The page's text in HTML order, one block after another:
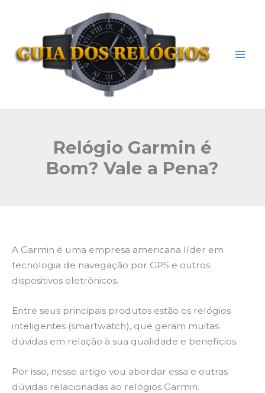
conteúdo
Relógio Garmin é
Bom? Vale a Pena?
A Garmin é uma empresa americana líder em
tecnologia de navegação por GPS e outros
dispositivos eletrônicos.
Entre seus principais produtos estão os relógios
inteligentes (smartwatch), que geram muitas
dúvidas em relação à sua qualidade e benefícios.
Por isso, nesse artigo vou abordar essa e outras
dúvidas relacionadas ao relógios Garmin.